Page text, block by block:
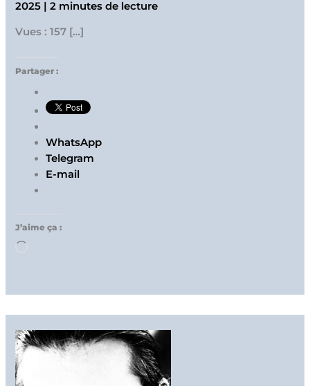
2025 |2 minutes de lecture
Vues : 157 […]
Partager :
WhatsApp
Telegram
E-mail
J’aime ça :